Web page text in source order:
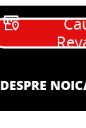
DESPRE NOI